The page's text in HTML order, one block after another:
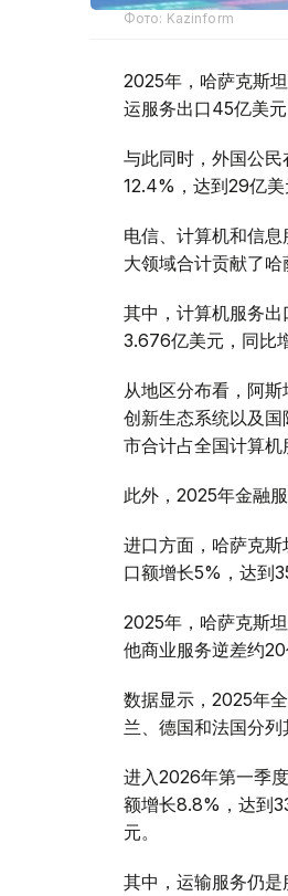
Фото: Kazinform
2025年，哈萨克斯
运服务出口45亿美元
与此同时，外国公
12.4%，达到29亿美
电信、计算机和信
大领域合计贡献了哈
其中，计算机服务
3.676亿美元，同比
从地区分布看，阿
创新生态系统以及
市合计占全国计算机
此外，2025年金融
进口方面，哈萨克
口额增长5%，达到
2025年，哈萨克斯
他商业服务逆差约
数据显示，2025年
兰、德国和法国分列
进入2026年第一季
额增长8.8%，达到
元。
其中，运输服务仍